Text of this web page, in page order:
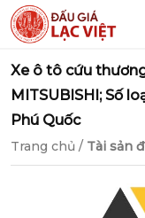
Xe ô tô cứu
MITSUBISHI; Số
Phú Quốc
Trang chủ / Tài sản